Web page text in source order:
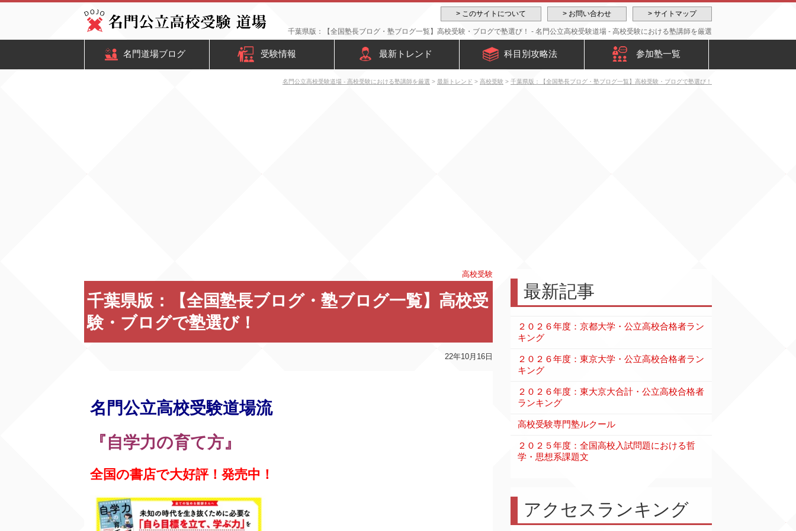
> サイトマップ
> お問い合わせ
> このサイトについて
千葉県版：【全国塾長ブログ・塾ブログ一覧】高校受験・ブログで塾選び！ - 名門公立高校受験道場 - 高校受験における塾講師を厳選
名門道場ブログ 受験情報 最新トレンド 科目別攻略法 参加塾一覧
名門公立高校受験道場 - 高校受験における塾講師を厳選 > 最新トレンド > 高校受験 > 千葉県版：【全国塾長ブログ・塾ブログ一覧】高校受験・ブログで塾選び！
高校受験
千葉県版：【全国塾長ブログ・塾ブログ一覧】高校受
験・ブログで塾選び！
22年10月16日
名門公立高校受験道場流
『自学力の育て方』
全国の書店で大好評！発売中！
最新記事
２０２６年度：京都大学・公立高校合格者ラン
キング
２０２６年度：東京大学・公立高校合格者ラン
キング
２０２６年度：東大京大合計・公立高校合格者
ランキング
高校受験専門塾ルクール
２０２５年度：全国高校入試問題における哲
学・思想系課題文
アクセスランキング